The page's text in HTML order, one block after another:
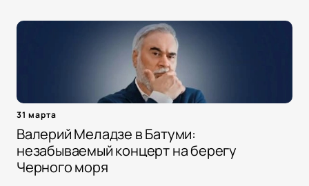
31 марта
Валерий Меладзе в Батуми:
незабываемый концерт на берегу
Черного моря